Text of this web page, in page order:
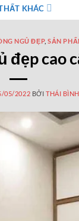
KHÁC
NGỦ ĐẸP,SẢN
đẹp cao
05/2022 BỞI THÁI BÌNH